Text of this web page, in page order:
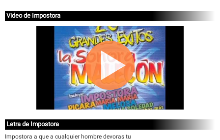
Video de Impostora
Letra de Impostora
Impostora a que a cualquier hombre devoras tu